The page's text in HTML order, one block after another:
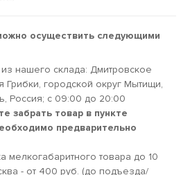
осуществить следующими
нашего склада: Дмитровское
городской округ Мытищи,
Россия; c 09:00 до 20:00
забрать товар в пункте
предварительно
мелкогабаритного товара до 10
- от 400 руб. (до подъезда/